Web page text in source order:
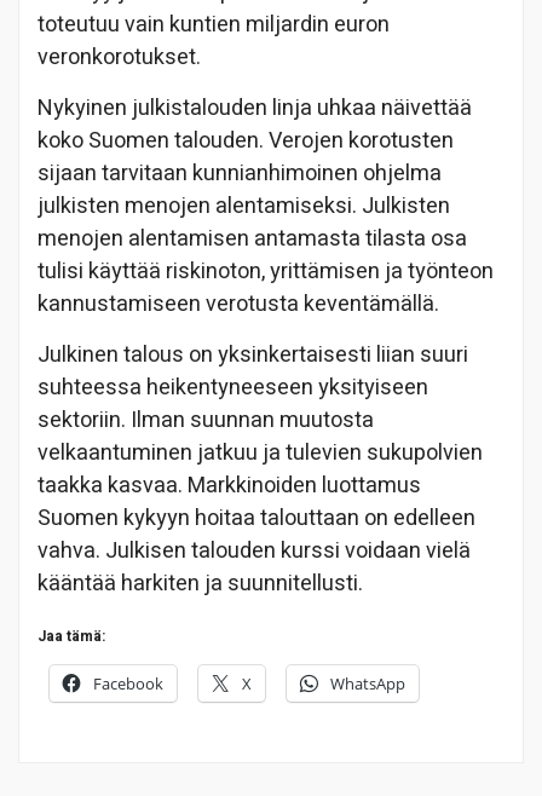
toteutuu vain kuntien miljardin euron
veronkorotukset.
Nykyinen julkistalouden linja uhkaa näivettää
koko Suomen talouden. Verojen korotusten
sijaan tarvitaan kunnianhimoinen ohjelma
julkisten menojen alentamiseksi. Julkisten
menojen alentamisen antamasta tilasta osa
tulisi käyttää riskinoton, yrittämisen ja työnteon
kannustamiseen verotusta keventämällä.
Julkinen talous on yksinkertaisesti liian suuri
suhteessa heikentyneeseen yksityiseen
sektoriin. Ilman suunnan muutosta
velkaantuminen jatkuu ja tulevien sukupolvien
taakka kasvaa. Markkinoiden luottamus
Suomen kykyyn hoitaa talouttaan on edelleen
vahva. Julkisen talouden kurssi voidaan vielä
kääntää harkiten ja suunnitellusti.
Jaa tämä:
Facebook X WhatsApp